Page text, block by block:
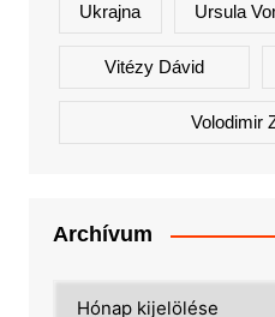
Ukrajna Ursula
Vitézy Dávid
Volodimir
Archívum